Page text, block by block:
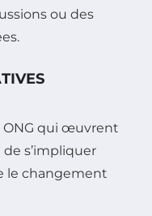
ou des
ONG qui œuvrent
s’impliquer
le changement